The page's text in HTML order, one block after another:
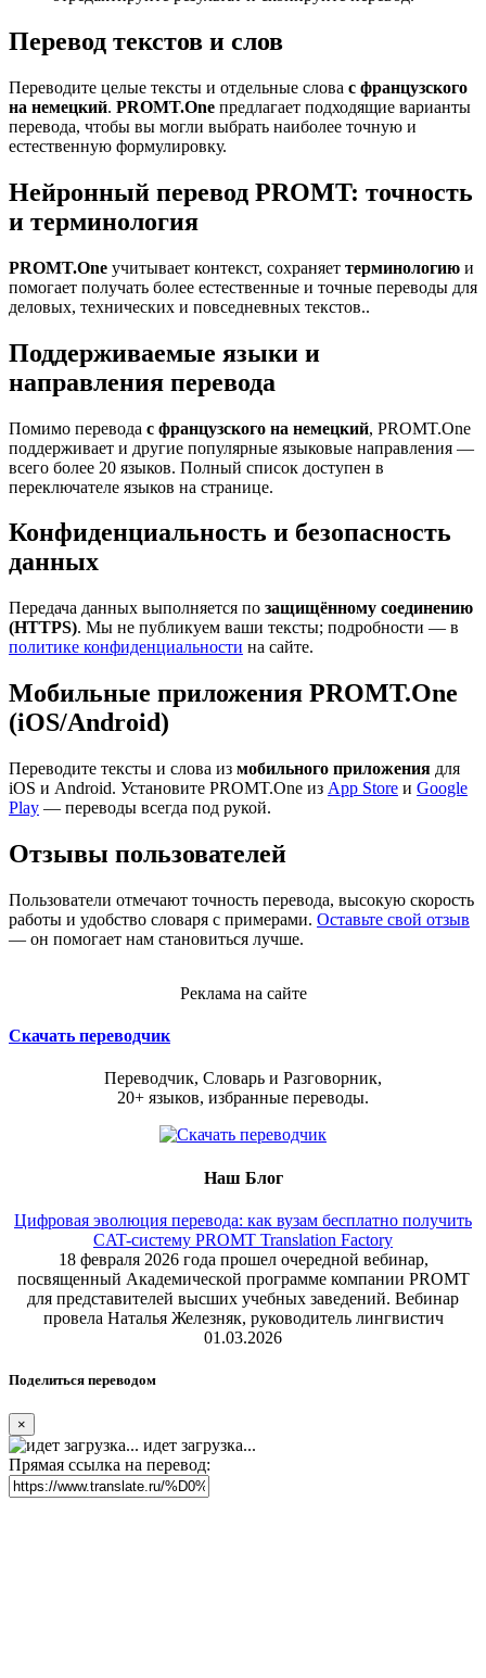
Перевод текстов и слов
Переводите целые тексты и отдельные слова с французского
на немецкий. PROMT.One предлагает подходящие варианты
перевода, чтобы вы могли выбрать наиболее точную и
естественную формулировку.
Нейронный перевод PROMT: точность
и терминология
PROMT.One учитывает контекст, сохраняет терминологию и
помогает получать более естественные и точные переводы для
деловых, технических и повседневных текстов..
Поддерживаемые языки и
направления перевода
Помимо перевода с французского на немецкий, PROMT.One
поддерживает и другие популярные языковые направления —
всего более 20 языков. Полный список доступен в
переключателе языков на странице.
Конфиденциальность и безопасность
данных
Передача данных выполняется по защищённому соединению
(HTTPS). Мы не публикуем ваши тексты; подробности — в
политике конфиденциальности на сайте.
Мобильные приложения PROMT.One
(iOS/Android)
Переводите тексты и слова из мобильного приложения для
iOS и Android. Установите PROMT.One из App Store и Google
Play — переводы всегда под рукой.
Отзывы пользователей
Пользователи отмечают точность перевода, высокую скорость
работы и удобство словаря с примерами. Оставьте свой отзыв
— он помогает нам становиться лучше.
Реклама на сайте
Скачать переводчик
Переводчик, Словарь и Разговорник,
20+ языков, избранные переводы.
Наш Блог
Цифровая эволюция перевода: как вузам бесплатно получить
CAT-систему PROMT Translation Factory
18 февраля 2026 года прошел очередной вебинар,
посвященный Академической программе компании PROMT
для представителей высших учебных заведений. Вебинар
провела Наталья Железняк, руководитель лингвистич
01.03.2026
Поделиться переводом
×
идет загрузка...
Прямая ссылка на перевод: